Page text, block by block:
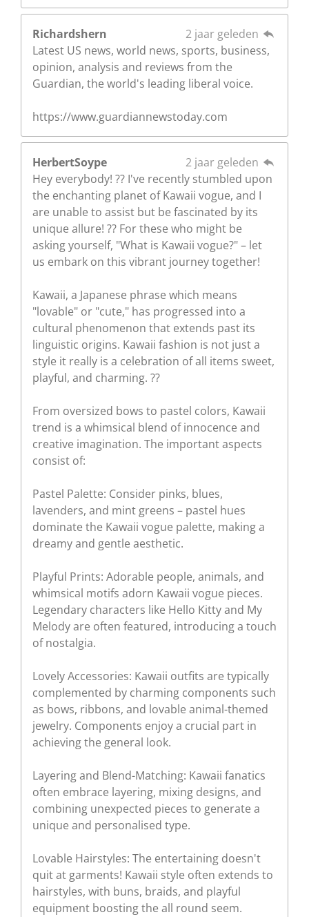
Richardshern
2 jaar geleden
Latest US news, world news, sports, business,
opinion, analysis and reviews from the
Guardian, the world's leading liberal voice.
https://www.guardiannewstoday.com
HerbertSoype
2 jaar geleden
Hey everybody! ?? I've recently stumbled upon
the enchanting planet of Kawaii vogue, and I
are unable to assist but be fascinated by its
unique allure! ?? For these who might be
asking yourself, "What is Kawaii vogue?" – let
us embark on this vibrant journey together!
Kawaii, a Japanese phrase which means
"lovable" or "cute," has progressed into a
cultural phenomenon that extends past its
linguistic origins. Kawaii fashion is not just a
style it really is a celebration of all items sweet,
playful, and charming. ??
From oversized bows to pastel colors, Kawaii
trend is a whimsical blend of innocence and
creative imagination. The important aspects
consist of:
Pastel Palette: Consider pinks, blues,
lavenders, and mint greens – pastel hues
dominate the Kawaii vogue palette, making a
dreamy and gentle aesthetic.
Playful Prints: Adorable people, animals, and
whimsical motifs adorn Kawaii vogue pieces.
Legendary characters like Hello Kitty and My
Melody are often featured, introducing a touch
of nostalgia.
Lovely Accessories: Kawaii outfits are typically
complemented by charming components such
as bows, ribbons, and lovable animal-themed
jewelry. Components enjoy a crucial part in
achieving the general look.
Layering and Blend-Matching: Kawaii fanatics
often embrace layering, mixing designs, and
combining unexpected pieces to generate a
unique and personalised type.
Lovable Hairstyles: The entertaining doesn't
quit at garments! Kawaii style often extends to
hairstyles, with buns, braids, and playful
equipment boosting the all round seem.